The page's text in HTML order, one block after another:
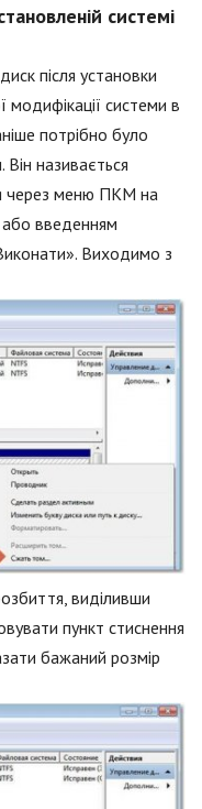
системі
після установки
системи в
потрібно було
називається
через меню ПКМ на
або введенням
Виходимо з
виділивши
пункт стиснення
бажаний розмір